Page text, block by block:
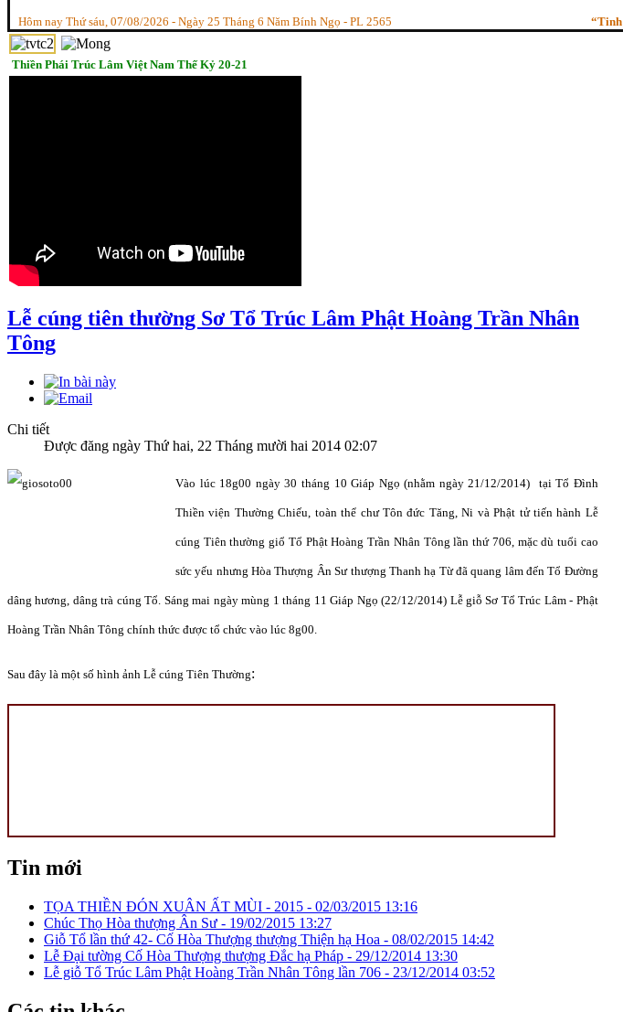
Hôm nay Thứ sáu, 07/08/2026 - Ngày 25 Tháng 6 Năm Bính Ngọ - PL 2565 “Tinh cần
Thiền Phái Trúc Lâm Việt Nam Thế Kỷ 20-21
Lễ cúng tiên thường Sơ Tổ Trúc Lâm Phật Hoàng Trần Nhân
Tông
Chi tiết
Được đăng ngày Thứ hai, 22 Tháng mười hai 2014 02:07
Vào lúc 18g00 ngày 30 tháng 10 Giáp Ngọ (nhằm ngày 21/12/2014) tại Tổ Đình
Thiền viện Thường Chiếu, toàn thể chư Tôn đức Tăng, Ni và Phật tử tiến hành Lễ
cúng Tiên thường giổ Tổ Phật Hoàng Trần Nhân Tông lần thứ 706, mặc dù tuổi cao
sức yếu nhưng Hòa Thượng Ân Sư thượng Thanh hạ Từ đã quang lâm đến Tổ Đường
dâng hương, dâng trà cúng Tổ. Sáng mai ngày mùng 1 tháng 11 Giáp Ngọ (22/12/2014) Lễ giỗSơ Tổ Trúc Lâm - Phật
Hoàng Trần Nhân Tông chính thức được tổ chức vào lúc 8g00.
Sau đây là một số hình ảnh Lễ cúng Tiên Thường:
Tin mới
TỌA THIỀN ĐÓN XUÂN ẤT MÙI - 2015 - 02/03/2015 13:16
Chúc Thọ Hòa thượng Ân Sư - 19/02/2015 13:27
Giỗ Tổ lần thứ 42- Cố Hòa Thượng thượng Thiện hạ Hoa - 08/02/2015 14:42
Lễ Đại tường Cố Hòa Thượng thượng Đắc hạ Pháp - 29/12/2014 13:30
Lễ giỗ Tổ Trúc Lâm Phật Hoàng Trần Nhân Tông lần 706 - 23/12/2014 03:52